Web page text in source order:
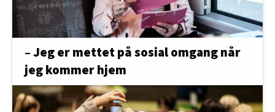
– Jeg er mettet på sosial omgang når
jeg kommer hjem